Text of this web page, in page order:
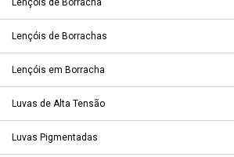
Lençóis de Borracha
Lençóis de Borrachas
Lençóis em Borracha
Luvas de Alta Tensão
Luvas Pigmentadas